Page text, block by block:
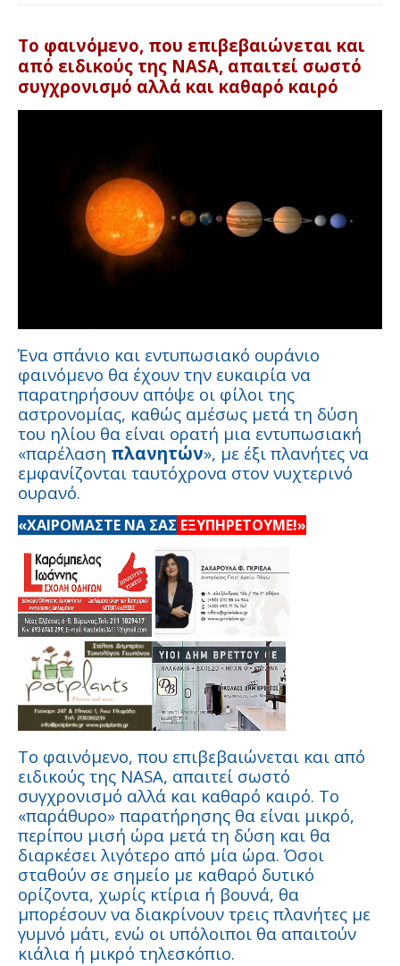
Το φαινόμενο, που επιβεβαιώνεται και
από ειδικούς της NASA, απαιτεί σωστό
συγχρονισμό αλλά και καθαρό καιρό
Ένα σπάνιο και εντυπωσιακό ουράνιο
φαινόμενο θα έχουν την ευκαιρία να
παρατηρήσουν απόψε οι φίλοι της
αστρονομίας, καθώς αμέσως μετά τη δύση
του ηλίου θα είναι ορατή μια εντυπωσιακή
«παρέλαση πλανητών», με έξι πλανήτες να
εμφανίζονται ταυτόχρονα στον νυχτερινό
ουρανό.
«ΧΑΙΡΟΜΑΣΤΕ ΝΑ ΣΑΣ ΕΞΥΠΗΡΕΤΟΥΜΕ!»
Το φαινόμενο, που επιβεβαιώνεται και από
ειδικούς της NASA, απαιτεί σωστό
συγχρονισμό αλλά και καθαρό καιρό. Το
«παράθυρο» παρατήρησης θα είναι μικρό,
περίπου μισή ώρα μετά τη δύση και θα
διαρκέσει λιγότερο από μία ώρα. Όσοι
σταθούν σε σημείο με καθαρό δυτικό
ορίζοντα, χωρίς κτίρια ή βουνά, θα
μπορέσουν να διακρίνουν τρεις πλανήτες με
γυμνό μάτι, ενώ οι υπόλοιποι θα απαιτούν
κιάλια ή μικρό τηλεσκόπιο.